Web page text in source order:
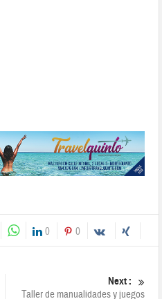
0 0
Next :
Taller de manualidades y juegos